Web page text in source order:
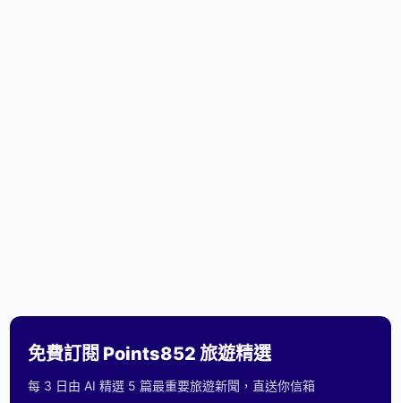
免費訂閱 Points852 旅遊精選
每 3 日由 AI 精選 5 篇最重要旅遊新聞，直送你信箱